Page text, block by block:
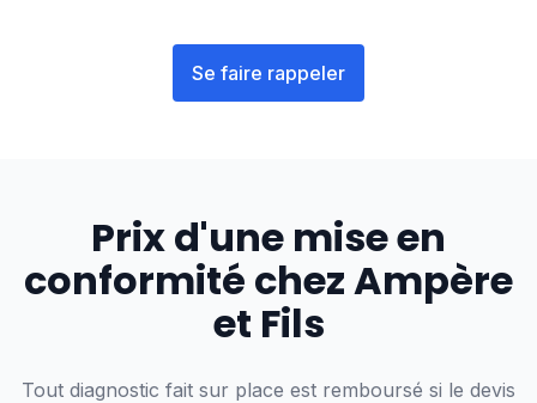
Se faire rappeler
Prix d'une mise en
conformité chez Ampère
et Fils
Tout diagnostic fait sur place est remboursé si le devis